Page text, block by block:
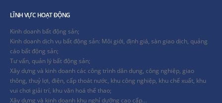
LĨNH VỰC HOẠT ĐỘNG
Kinh doanh bất động sản;
Kinh doanh dịch vụ bất động sản: Môi giới, định giá, sàn giao dịch, quảng
cáo bất động sản;
Tư vấn, quản lý bất động sản;
Xây dựng và kinh doanh các công trình dân dụng, công nghiệp, giao
thông, thuỷ lợi, điện, cấp thoát nước, khu công nghiệp, khu chế xuất, khu
vui chơi giải trí, khu văn hoá thể thao;
Xây dựng và kinh doanh khu nghỉ dưỡng cao cấp…